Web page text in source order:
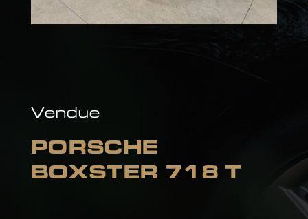
Vendue
PORSCHE
BOXSTER 718 T